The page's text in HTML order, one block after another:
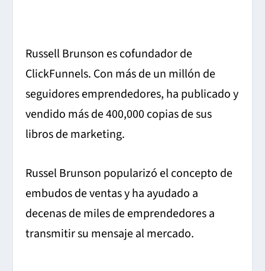
Russell Brunson es cofundador de
ClickFunnels. Con más de un millón de
seguidores emprendedores, ha publicado y
vendido más de 400,000 copias de sus
libros de marketing.
Russel Brunson popularizó el concepto de
embudos de ventas y ha ayudado a
decenas de miles de emprendedores a
transmitir su mensaje al mercado.